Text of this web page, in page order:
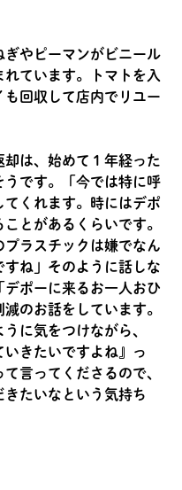
やピーマンがビニール
ています。トマトを入
回収して店内でリユー
は、始めて１年経った
です。「今では特に呼
くれます。時にはデポ
とがあるくらいです。
ラスチックは嫌でなん
すね」そのように話しな
ポーに来るお一人おひ
のお話をしています。
に気をつけながら、
いきたいですよね』っ
言ってくださるので、
たいなという気持ち